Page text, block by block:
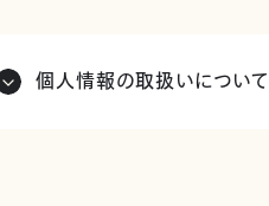
個人情報の取扱いについて